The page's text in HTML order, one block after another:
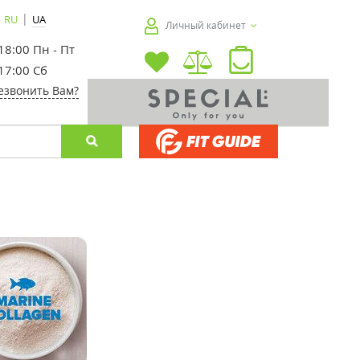
RU | UA
Пн - Пт
Сб
Вам?
Личный кабинет
-30%